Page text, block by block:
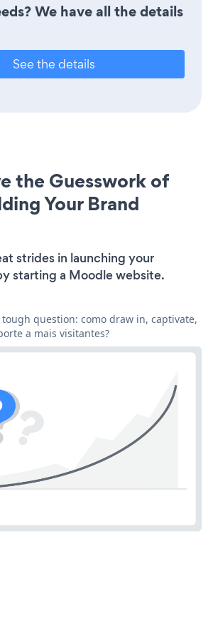
We have all the details
See the details
the Guesswork of
Your Brand
strides in launching your
starting a Moodle website.
question: como draw in, captivate,
a mais visitantes?